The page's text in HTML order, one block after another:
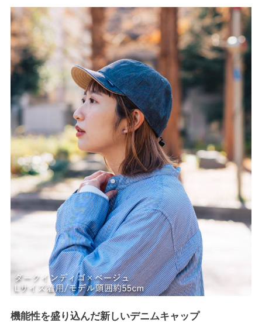
機能性を盛り込んだ新しいデニムキャップ